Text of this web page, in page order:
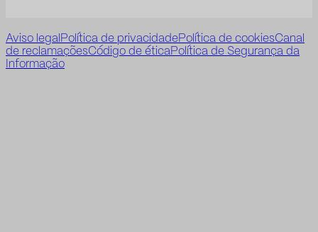
Aviso legal Política de privacidadePolítica de cookiesCanal
de reclamaçõesCódigo de éticaPolítica de Segurança da
Informação